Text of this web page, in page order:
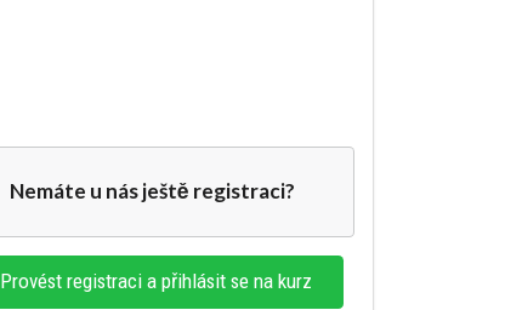
Nemáte u nás ještě registraci?
Provést registraci a přihlásit se na kurz